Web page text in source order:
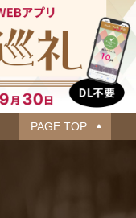
PAGE TOP